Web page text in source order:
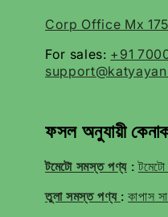
Corp Office Mx
For sales: +91
ফসল অনুযায়ী
টমেটো সমস্ত পণ্য:টমেটো
তুলা সমস্ত পণ্য :কাপাস